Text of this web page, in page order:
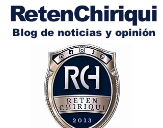
RetenChiriqui
Blog de noticias y opinión